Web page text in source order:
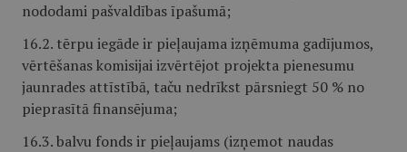
nododami pašvaldības īpašumā;
16.2. tērpu iegāde ir pieļaujama izņēmuma gadījumos,
vērtēšanas komisijai izvērtējot projekta pienesumu
jaunrades attīstībā, taču nedrīkst pārsniegt 50 % no
pieprasītā finansējuma;
16.3. balvu fonds ir pieļaujams (izņemot naudas